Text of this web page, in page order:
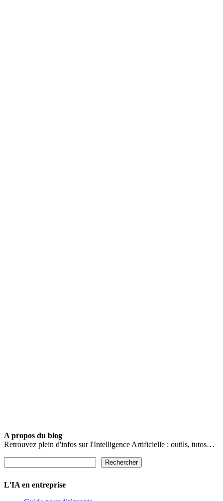
A propos du blog
Retrouvez plein d'infos sur l'Intelligence Artificielle : outils, tutos…
Rechercher
L'IA en entreprise